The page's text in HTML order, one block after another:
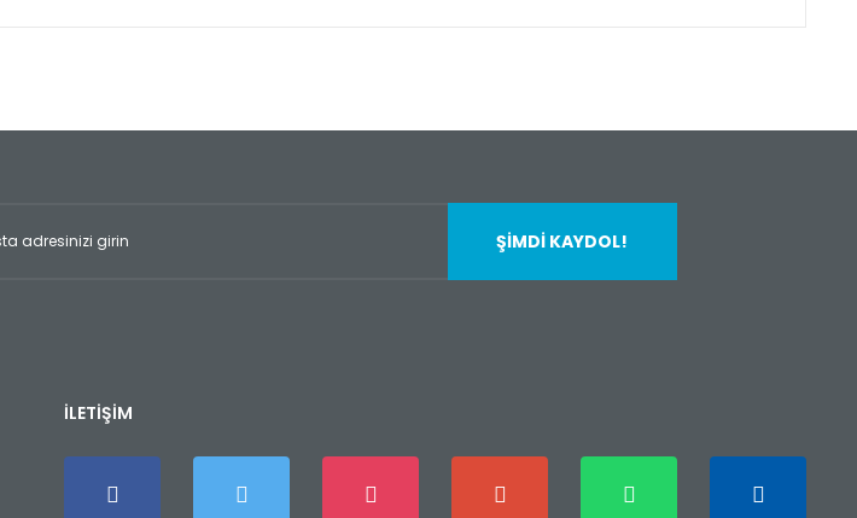
Yorum Yaz
ŞİMDİ KAYDOL!
İLETİŞİM